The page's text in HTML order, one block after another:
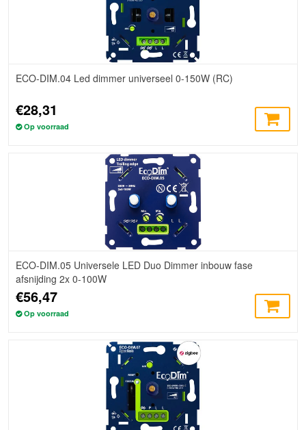
ECO-DIM.04 Led dimmer universeel 0-150W (RC)
€28,31
Op voorraad
ECO-DIM.05 Universele LED Duo Dimmer inbouw fase
afsnijding 2x 0-100W
€56,47
Op voorraad